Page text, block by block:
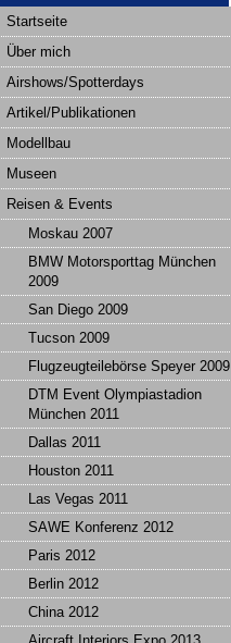
Startseite
Über mich
Airshows/Spotterdays
Artikel/Publikationen
Modellbau
Museen
Reisen & Events
Moskau 2007
BMW Motorsporttag München
2009
San Diego 2009
Tucson 2009
Flugzeugteilebörse Speyer 2009
DTM Event Olympiastadion
München 2011
Dallas 2011
Houston 2011
Las Vegas 2011
SAWE Konferenz 2012
Paris 2012
Berlin 2012
China 2012